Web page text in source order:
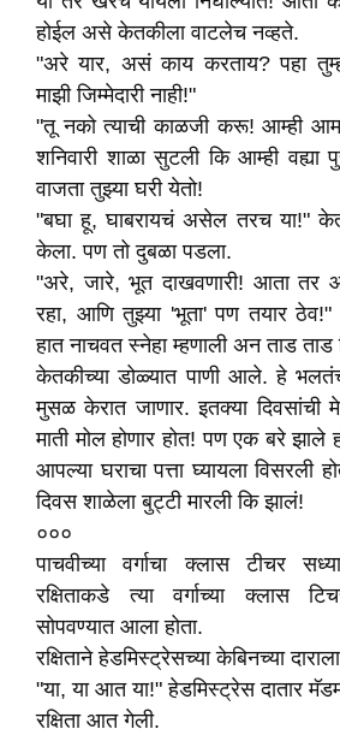
होईल असे केतकीला वाटलेच नव्हते.
"अरे यार, असं काय करताय? पहा
माझी जिम्मेदारी नाही!"
"तू नको त्याची काळजी करू! आम्ही
शनिवारी शाळा सुटली कि आम्ही
वाजता तुझ्या घरी येतो!
"बघा हू, घाबरायचं असेल तरच या!"
केला. पण तो दुबळा पडला.
"अरे, जारे, भूत दाखवणारी! आता तर
रहा, आणि तुझ्या 'भूता' पण तयार ठेव!"
हात नाचवत स्नेहा म्हणाली अन ताड
केतकीच्या डोळ्यात पाणी आले. हे
मुसळ केरात जाणार. इतक्या
माती मोल होणार होत! पण एक बरे झाले
आपल्या घराचा पत्ता घ्यायला विसरली
दिवस शाळेला बुट्टी मारली कि झालं!
०००
पाचवीच्या वर्गाचा क्लास टीचर
रक्षिताकडे त्या वर्गाच्या क्लास
सोपवण्यात आला होता.
रक्षिताने हेडमिस्ट्रेसच्या केबिनच्या
"या, या आत या!" हेडमिस्ट्रेस दातार मॅडम
रक्षिता आत गेली.